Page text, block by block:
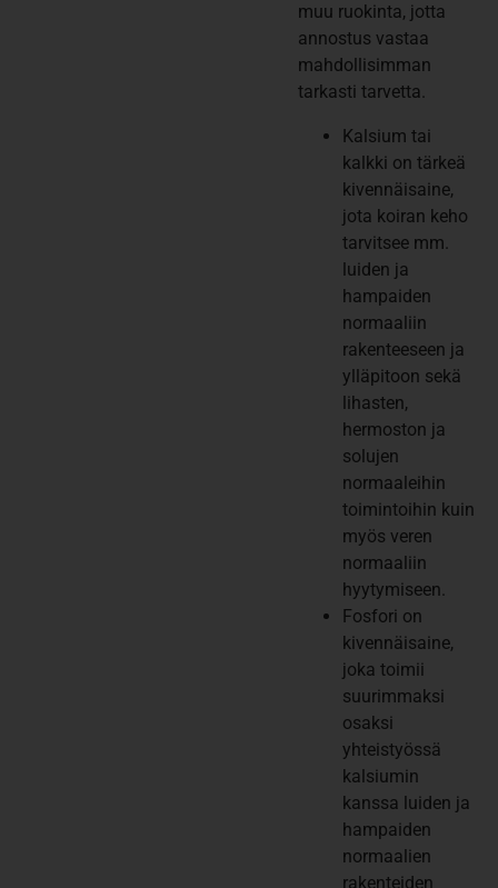
muu ruokinta, jotta
annostus vastaa
mahdollisimman
tarkasti tarvetta.
Kalsium tai
kalkki on tärkeä
kivennäisaine,
jota koiran keho
tarvitsee mm.
luiden ja
hampaiden
normaaliin
rakenteeseen ja
ylläpitoon sekä
lihasten,
hermoston ja
solujen
normaaleihin
toimintoihin kuin
myös veren
normaaliin
hyytymiseen.
Fosfori on
kivennäisaine,
joka toimii
suurimmaksi
osaksi
yhteistyössä
kalsiumin
kanssa luiden ja
hampaiden
normaalien
rakenteiden